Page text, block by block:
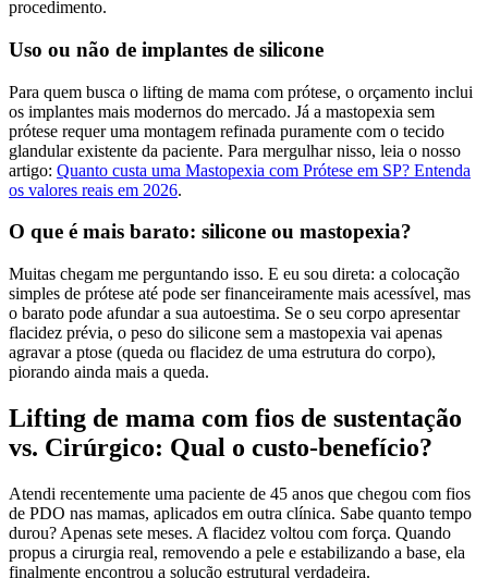
procedimento.
Uso ou não de implantes de silicone
Para quem busca o lifting de mama com prótese, o orçamento inclui
os implantes mais modernos do mercado. Já a mastopexia sem
prótese requer uma montagem refinada puramente com o tecido
glandular existente da paciente. Para mergulhar nisso, leia o nosso
artigo: Quanto custa uma Mastopexia com Prótese em SP? Entenda
os valores reais em 2026.
O que é mais barato: silicone ou mastopexia?
Muitas chegam me perguntando isso. E eu sou direta: a colocação
simples de prótese até pode ser financeiramente mais acessível, mas
o barato pode afundar a sua autoestima. Se o seu corpo apresentar
flacidez prévia, o peso do silicone sem a mastopexia vai apenas
agravar a ptose (queda ou flacidez de uma estrutura do corpo),
piorando ainda mais a queda.
Lifting de mama com fios de sustentação
vs. Cirúrgico: Qual o custo-benefício?
Atendi recentemente uma paciente de 45 anos que chegou com fios
de PDO nas mamas, aplicados em outra clínica. Sabe quanto tempo
durou? Apenas sete meses. A flacidez voltou com força. Quando
propus a cirurgia real, removendo a pele e estabilizando a base, ela
finalmente encontrou a solução estrutural verdadeira.